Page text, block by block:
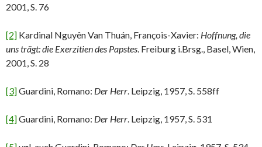
2001, S. 76
[2] Kardinal Nguyên Van Thuán, François-Xavier: Hoffnung, die
uns trägt: die Exerzitien des Papstes. Freiburg i.Brsg., Basel, Wien,
2001, S. 28
[3]Guardini, Romano: Der Herr. Leipzig, 1957, S. 558ff
[4]Guardini, Romano: Der Herr. Leipzig, 1957, S. 531